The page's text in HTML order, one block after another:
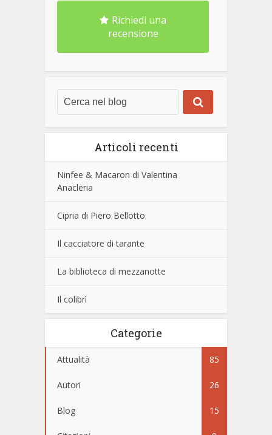
Richiedi una
recensione
Articoli recenti
Ninfee & Macaron di Valentina
Anacleria
Cipria di Piero Bellotto
Il cacciatore di tarante
La biblioteca di mezzanotte
Il colibrì
Categorie
Attualità 85
Autori 26
Blog 15